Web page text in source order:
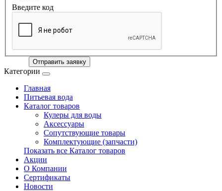
Введите код
Отправить заявку
Категории
Главная
Питьевая вода
Каталог товаров
Кулеры для воды
Аксессуары
Сопутствующие товары
Комплектующие (запчасти)
Показать все Каталог товаров
Акции
О Компании
Сертификаты
Новости